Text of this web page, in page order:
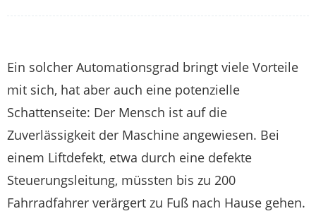
Ein solcher Automationsgrad bringt viele Vorteile
mit sich, hat aber auch eine potenzielle
Schattenseite: Der Mensch ist auf die
Zuverlässigkeit der Maschine angewiesen. Bei
einem Liftdefekt, etwa durch eine defekte
Steuerungsleitung, müssten bis zu 200
Fahrradfahrer verärgert zu Fuß nach Hause gehen.